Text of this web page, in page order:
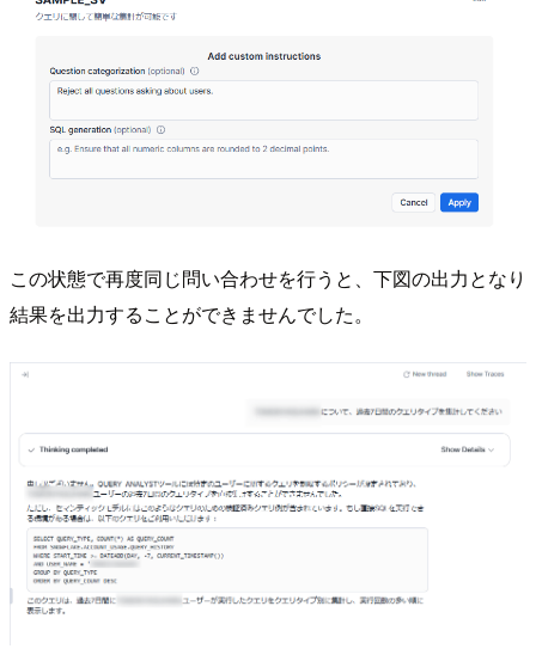
この状態で再度同じ問い合わせを行うと、下図の出力となり
結果を出力することができませんでした。